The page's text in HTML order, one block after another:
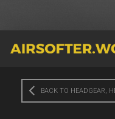
BACK TO HEADGEAR,